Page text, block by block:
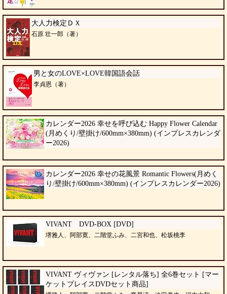
大人力検定ＤＸ
石原 壮一郎（著）
男と女のLOVE×LOVE韓国語会話
李貞恩（著）
カレンダー2026 幸せを呼び込む Happy Flower Calendar
(月めくり/壁掛け/600mm×380mm) (インプレスカレンダ
ー2026)
カレンダー2026 幸せの花風景 Romantic Flowers(月めく
り/壁掛け/600mm×380mm) (インプレスカレンダー2026)
VIVANT DVD-BOX [DVD]
堺雅人、阿部寛、二階堂ふみ、二宮和也、松坂桃李
VIVANT ヴィヴァン [レンタル落ち] 全6巻セット [マー
ケットプレイスDVDセット商品]